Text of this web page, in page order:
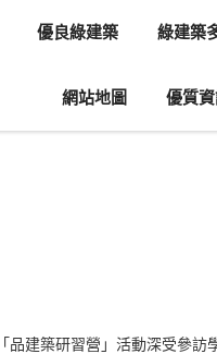
優良綠建築 綠建築
網站地圖 優質
品建築研習營」活動深受參訪